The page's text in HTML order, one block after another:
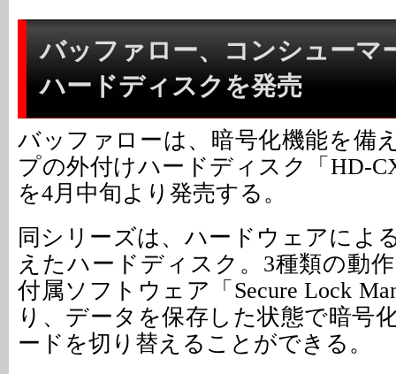
バッファロー、コンシューマ
ハードディスクを発売
バッファローは、暗号化機能を備
プの外付けハードディスク「HD-
を4月中旬より発売する。
同シリーズは、ハードウェアによ
えたハードディスク。3種類の動
付属ソフトウェア「Secure Lock
り、データを保存した状態で暗号
ードを切り替えることができる。